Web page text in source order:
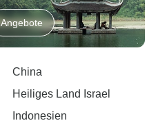
Angebote
China
Heiliges Land Israel
Indonesien